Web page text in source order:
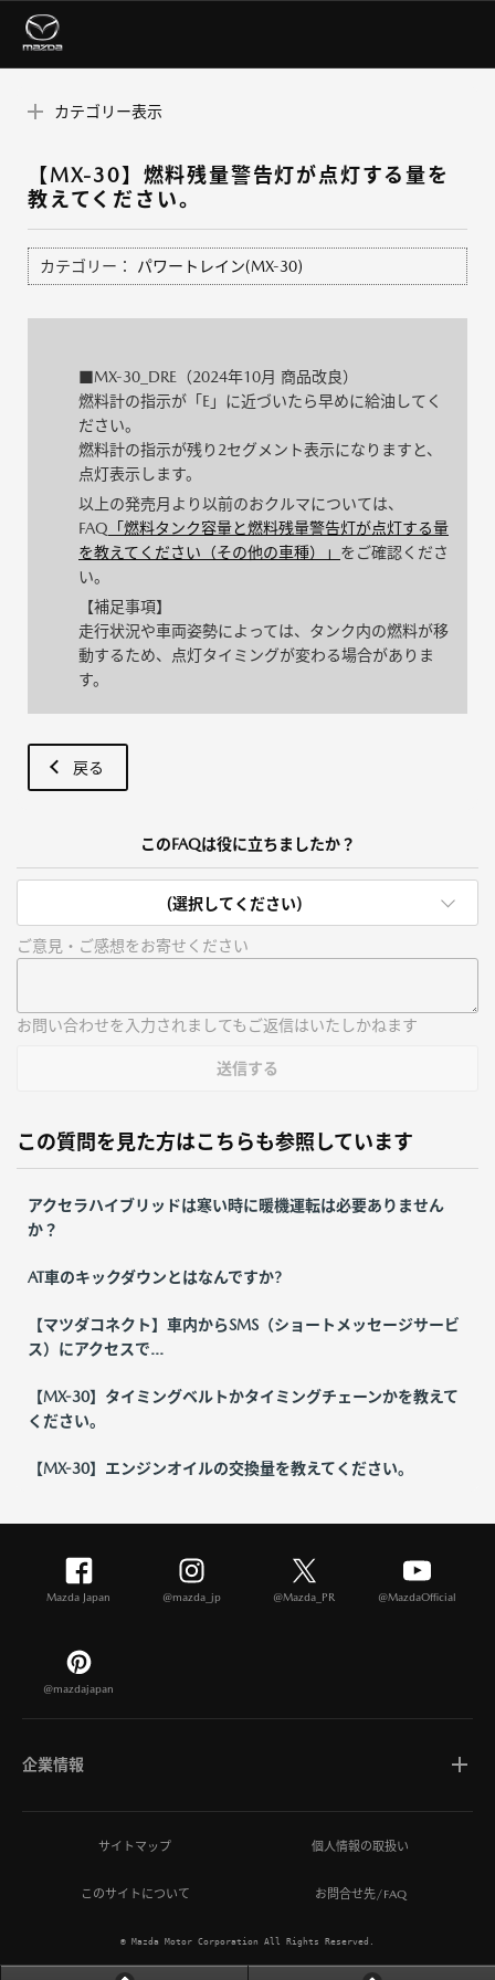
カテゴリー表示
【MX-30】燃料残量警告灯が点灯する量を
教えてください。
カテゴリー： パワートレイン(MX-30)
■MX-30_DRE（2024年10月 商品改良）
燃料計の指示が「E」に近づいたら早めに給油してく
ださい。
燃料計の指示が残り2セグメント表示になりますと、
点灯表示します。
以上の発売月より以前のおクルマについては、
FAQ 「燃料タンク容量と燃料残量警告灯が点灯する量
を教えてください（その他の車種）」 をご確認くださ
い。
【補足事項】
走行状況や車両姿勢によっては、タンク内の燃料が移
動するため、点灯タイミングが変わる場合がありま
す。
戻る
このFAQは役に立ちましたか？
(選択してください)
ご意見・ご感想をお寄せください
お問い合わせを入力されましてもご返信はいたしかねます
送信する
この質問を見た方はこちらも参照しています
アクセラハイブリッドは寒い時に暖機運転は必要ありません
か？
AT車のキックダウンとはなんですか?
【マツダコネクト】車内からSMS（ショートメッセージサービ
ス）にアクセスで...
【MX-30】タイミングベルトかタイミングチェーンかを教えて
ください。
【MX-30】エンジンオイルの交換量を教えてください。
Mazda Japan @mazda_jp @Mazda_PR @MazdaOfficial
@mazdajapan
企業情報
マツダについて
ひとを想う価値創造
サイトマップ 個人情報の取扱い
このサイトについて お問合せ先/FAQ
© Mazda Motor Corporation All Rights Reserved.